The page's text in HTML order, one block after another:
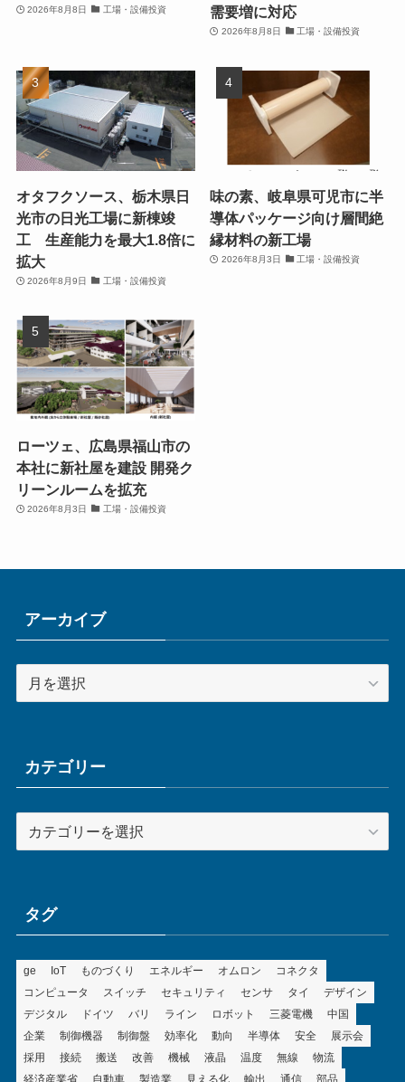
2026年8月8日 工場・設備投資
需要増に対応
2026年8月8日 工場・設備投資
オタフクソース、栃木県日
光市の日光工場に新棟竣
工 生産能力を最大1.8倍に
拡大
2026年8月9日 工場・設備投資
味の素、岐阜県可児市に半
導体パッケージ向け層間絶
縁材料の新工場
2026年8月3日 工場・設備投資
ローツェ、広島県福山市の
本社に新社屋を建設 開発ク
リーンルームを拡充
2026年8月3日 工場・設備投資
アーカイブ
ー
ブカテゴリー
テ
ータグ
ge IoT ものづくり エネルギー オムロン
コネクタ
コンピュータ
スイッチ セキュリティ センサ タイ
デザイン
デジタル
ドイツ バリ ライン ロボット 三菱電機
中国
企業
制御機器 制御盤 効率化 動向 半導体 安全
展示会
採用
接続 搬送 改善 機械 液晶 温度 無線
物流
経済産業省
自動車 製造業 見える化 輸出 通信 部品